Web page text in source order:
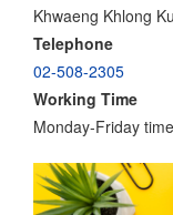
Khwaeng Khlong
Telephone
02-508-2305
Working Time
Monday-Friday